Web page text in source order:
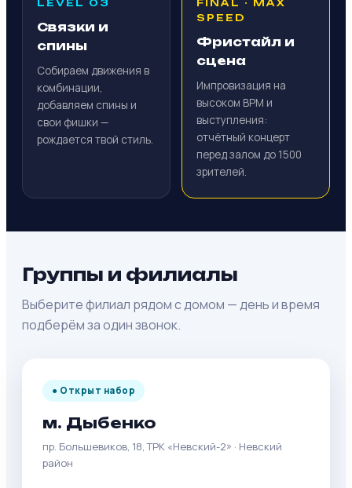
LEVEL 03
Связки и
спины
Собираем движения в
комбинации,
добавляем спины и
свои фишки —
рождается твой стиль.
FINAL · MAX
SPEED
Фристайл и
сцена
Импровизация на
высоком BPM и
выступления:
отчётный концерт
перед залом до 1500
зрителей.
Группы и филиалы
Выберите филиал рядом с домом — день и время
подберём за один звонок.
● Открыт набор
м. Дыбенко
пр. Большевиков, 18, ТРК «Невский-2» · Невский
район